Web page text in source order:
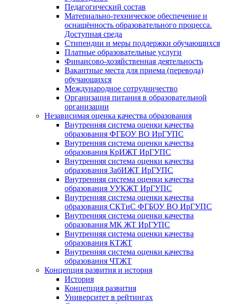
Педагогический состав
Материально-техническое обеспечение и
оснащённость образовательного процесса.
Доступная среда
Стипендии и меры поддержки обучающихся
Платные образовательные услуги
Финансово-хозяйственная деятельность
Вакантные места для приема (перевода)
обучающихся
Международное сотрудничество
Организация питания в образовательной
организации
Независимая оценка качества образования
Внутренняя система оценки качества
образования ФГБОУ ВО ИрГУПС
Внутренняя система оценки качества
образования КрИЖТ ИрГУПС
Внутренняя система оценки качества
образования ЗабИЖТ ИрГУПС
Внутренняя система оценки качества
образования УУКЖТ ИрГУПС
Внутренняя система оценки качества
образования СКТиС ФГБОУ ВО ИрГУПС
Внутренняя система оценки качества
образования МК ЖТ ИрГУПС
Внутренняя система оценки качества
образования КТЖТ
Внутренняя система оценки качества
образования ЧТЖТ
Концепция развития и история
История
Концепция развития
Университет в рейтингах